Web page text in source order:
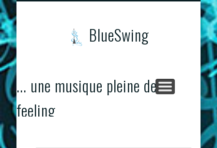
BlueSwing
... une musique pleine de
feeling